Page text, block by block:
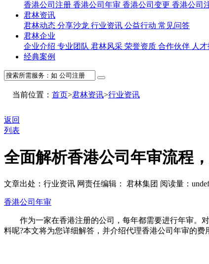
香港公司注册 香港公司年审 香港公司变更 香港公司
君林资讯
君林动态 分享沙龙 行业资讯 公益行动 常见问答
君林企业
企业介绍 专业团队 君林风采 荣誉资质 合作伙伴 人
经典案例
当前位置： 首页>君林资讯>行业资讯
返回
列表
全面解析香港公司年审流程
文章出处：行业资讯 网责任编辑： 君林集团 阅读量：
香港公司年审
作为一家在香港注册的公司，每年都需要进行年审。对
料呢?本文将为您详细解答，并介绍代理香港公司年审的费